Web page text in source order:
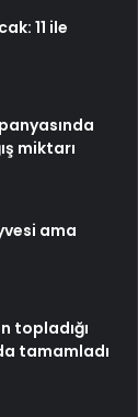
11 ile
miktarı
ama
topladığı
tamamladı